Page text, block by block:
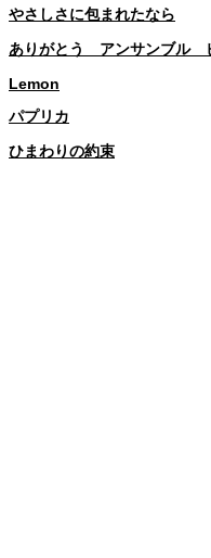
やさしさに包まれたなら
ありがとう アンサンブル
Lemon
パプリカ
ひまわりの約束